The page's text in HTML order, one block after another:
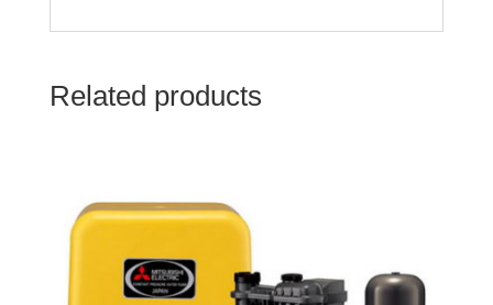
Related products